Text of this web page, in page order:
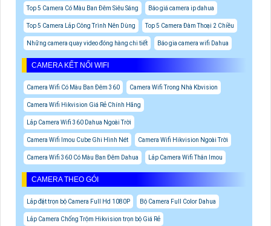
Top 5 Camera Có Màu Ban Đêm Siêu Sáng Báo giá camera ip dahua
Top 5 Camera Lắp Công Trình Nên Dùng Top 5 Camera Đàm Thoại 2 Chiều
Những camera quay video đóng hàng chi tiết Báo gia camera wifi Dahua
CAMERA KẾT NỐI WIFI
Camera Wifi Có Màu Ban Đêm 360 Camera Wifi Trong Nhà Kbvision
Camera Wifi Hikvision Giá Rẻ Chính Hãng
Lắp Camera Wifi 360 Dahua Ngoài Trời
Camera Wifi Imou Cube Ghi Hình Nét Camera Wifi Hikvision Ngoài Trời
Camera Wifi 360 Có Màu Ban Đêm Dahua Lắp Camera Wifi Thân Imou
CAMERA THEO GÓI
Lắp đặt trọn bộ Camera Full Hd 1080P Bộ Camera Full Color Dahua
Lắp Camera Chống Trộm Hikvision trọn bộ Giá Rẻ